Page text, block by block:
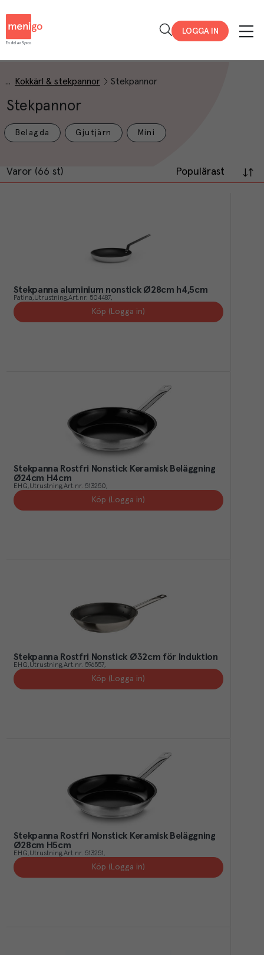
LOGGA IN
Kokkärl & stekpannor Stekpannor
Stekpannor
Belagda Gjutjärn Mini
Varor (66 st) Populärast
Stekpanna aluminium nonstick Ø28cm h4,5cm
Patina Utrustning Art.nr. 504487
Köp (Logga in)
Stekpanna Rostfri Nonstick Keramisk Beläggning
Ø24cm H4cm
EHG Utrustning Art.nr. 513250
Köp (Logga in)
Stekpanna Rostfri Nonstick Ø32cm för Induktion
EHG Utrustning Art.nr. 596557
Köp (Logga in)
Stekpanna Rostfri Nonstick Keramisk Beläggning
Ø28cm H5cm
EHG Utrustning Art.nr. 513251
Köp (Logga in)